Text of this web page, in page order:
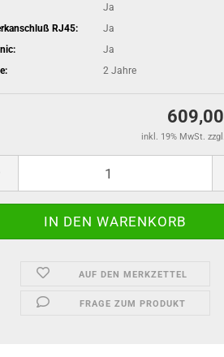
Ja
RJ45:
Ja
Ja
2 Jahre
inkl. 19% MwSt. zzgl.
AUF DEN MERKZETTEL
FRAGE ZUM PRODUKT